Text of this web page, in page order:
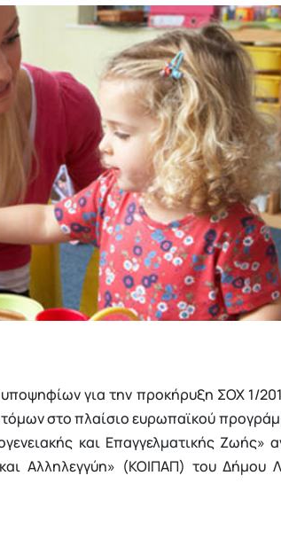
υποψηφίων για την προκήρυξη ΣΟΧ 1/
στο πλαίσιο ευρωπαϊκού
και Επαγγελματικής Ζωής»
Αλληλεγγύη» (ΚΟΙΠΑΠ) του Δήμου